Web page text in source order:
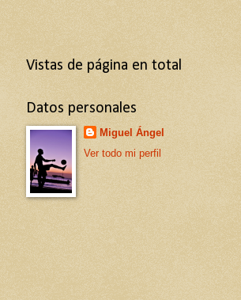
Vistas de página en total
Datos personales
Miguel Ángel
Ver todo mi perfil